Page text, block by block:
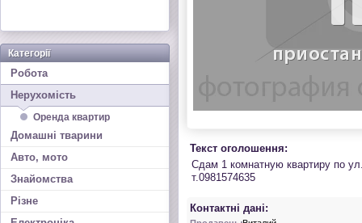
Категорії
Робота
Нерухомість
Оренда квартир
Домашні тварини
Авто, мото
Знайомства
Різне
Текст оголошення:
Сдам 1 комнатную квартиру по
т.0981574635
Контактні дані: